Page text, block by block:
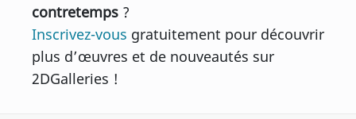
contretemps ?
Inscrivez-vous gratuitement pour découvrir
plus d’œuvres et de nouveautés sur
2DGalleries !